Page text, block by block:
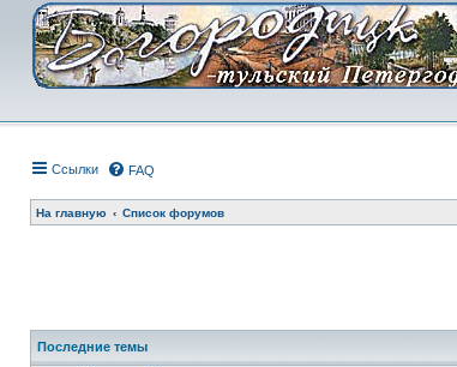
Ссылки FAQ
На главную Список форумов
Последние темы